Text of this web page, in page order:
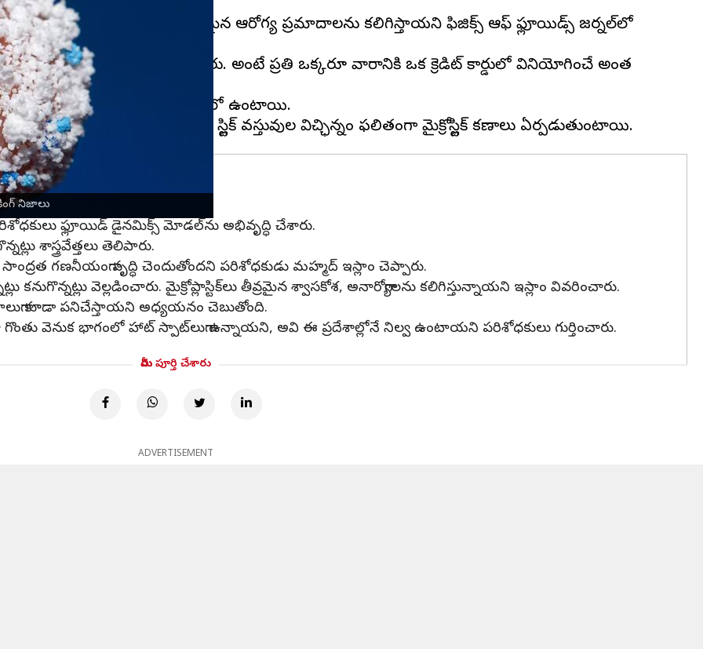
నిజాలు
శ్వాసకోశ వ్యాధులతో పాటు, ఇతర తీవ్రమైన ఆరోగ్య ప్రమాదాలను కలిగిస్తాయని ఫిజిక్స్ ఆఫ్ ఫ్లూయిడ్స్ జర్నల్‌లో
పరిశోధకులు అంచనా వేశారు. అంటే ప్రతి ఒక్కరూ వారానికి ఒక క్రెడిట్ కార్డులో వినియోగించే అంత
5మిల్లీమీటర్ల కంటే తక్కువ పరిమాణంలో ఉంటాయి.
కణాలు
ఫ్లూయిడ్ డైనమిక్స్ మోడల్‌ను అభివృద్ధి చేశారు.
శాస్త్రవేత్తలు తెలిపారు.
సాంద్రత గణనీయంగా వృద్ధి చెందుతోందని పరిశోధకుడు మహ్మద్ ఇస్లాం చెప్పారు.
కనుగొన్నట్లు వెల్లడించారు. మైక్రోప్లాస్టిక్‌లు తీవ్రమైన శ్వాసకోశ, అనారోగ్యాలను కలిగిస్తున్నాయని ఇస్లాం వివరించారు.
కూడా పనిచేస్తాయని అధ్యయనం చెబుతోంది.
గొంతు వెనుక భాగంలో హాట్ స్పాట్‌లుగా ఉన్నాయని, అవి ఈ ప్రదేశాల్లోనే నిల్వ ఉంటాయని పరిశోధకులు గుర్తించారు.
మీరు పూర్తి చేశారు
ADVERTISEMENT